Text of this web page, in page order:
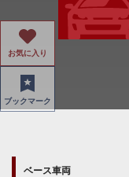
ベース車両
お気に入り
ブックマーク